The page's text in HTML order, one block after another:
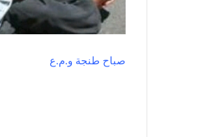
صباح طنجة و.م.ع